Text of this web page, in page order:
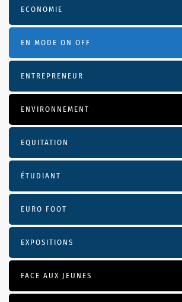
ECONOMIE
EN MODE ON OFF
ENTREPRENEUR
ENVIRONNEMENT
EQUITATION
ÉTUDIANT
EURO FOOT
EXPOSITIONS
FACE AUX JEUNES